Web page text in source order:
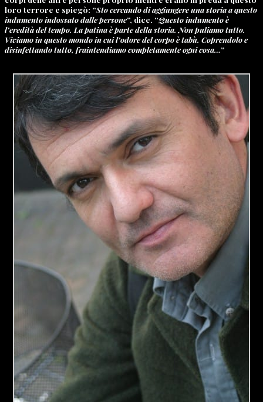
loro terrore e spiegò: “Sto cercando di aggiungere una storia a questo
indumento indossato dalle persone”, dice. “Questo indumento è
l’eredità del tempo. La patina è parte della storia. Non puliamo tutto.
Viviamo in questo mondo in cui l’odore del corpo è tabù. Coprendolo e
disinfettando tutto, fraintendiamo completamente ogni cosa…”